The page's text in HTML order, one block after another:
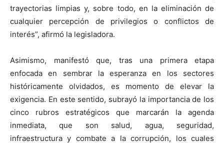
trayectorias limpias y, sobre todo, en la eliminación de
cualquier percepción de privilegios o conflictos de
interés”, afirmó la legisladora.
Asimismo, manifestó que, tras una primera etapa
enfocada en sembrar la esperanza en los sectores
históricamente olvidados, es momento de elevar la
exigencia. En este sentido, subrayó la importancia de los
cinco rubros estratégicos que marcarán la agenda
inmediata, que son salud, agua, seguridad,
infraestructura y combate a la corrupción, los cuales